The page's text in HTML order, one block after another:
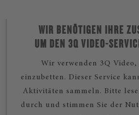
WIR BENÖTIGEN IHRE
UM DEN 3Q VIDEO-
Wir verwenden 3Q
einzubetten. Dieser Service
Aktivitäten sammeln. Bitte
durch und stimmen Sie der